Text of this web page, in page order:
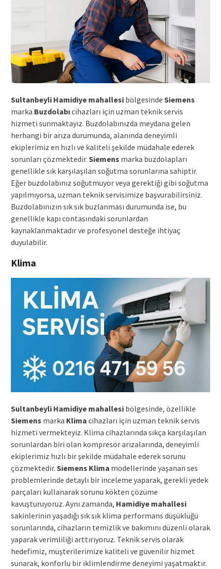
Sultanbeyli Hamidiye mahallesibölgesinde Siemens
marka Buzdolabıcihazları için uzman teknik servis
hizmeti sunmaktayız. Buzdolabınızda meydana gelen
herhangi bir arıza durumunda, alanında deneyimli
ekiplerimiz en hızlı ve kaliteli şekilde müdahale ederek
sorunları çözmektedir. Siemens marka buzdolapları
genellikle sık karşılaşılan soğutma sorunlarına sahiptir.
Eğer buzdolabınız soğutmuyor veya gerektiği gibi soğutma
yapılmıyorsa, uzman teknik servisimize başvurabilirsiniz.
Buzdolabınızın sık sık buzlanması durumunda ise, bu
genellikle kapı contasındaki sorunlardan
kaynaklanmaktadır ve profesyonel desteğe ihtiyaç
duyulabilir.
Klima
Sultanbeyli Hamidiye mahallesibölgesinde, özellikle
Siemens marka Klima cihazları için uzman teknik servis
hizmeti vermekteyiz. Klima cihazlarında sıkça karşılaşılan
sorunlardan biri olan kompresör arızalarında, deneyimli
ekiplerimiz hızlı bir şekilde müdahale ederek sorunu
çözmektedir. Siemens Klima modellerinde yaşanan ses
problemlerinde detaylı bir inceleme yaparak, gerekli yedek
parçaları kullanarak sorunu kökten çözüme
kavuşturuyoruz. Aynı zamanda, Hamidiye mahallesi
sakinlerinin yaşadığı sık sık klima performans düşüklüğü
sorunlarında, cihazların temizlik ve bakımını düzenli olarak
yaparak verimliliği arttırıyoruz. Teknik servis olarak
hedefimiz, müşterilerimize kaliteli ve güvenilir hizmet
sunarak, konforlu bir iklimlendirme deneyimi yaşatmaktır.